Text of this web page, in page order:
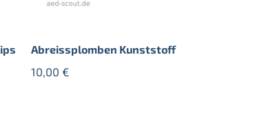
Abreissplomben Kunststoff
10,00 €